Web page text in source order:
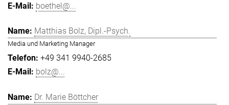
boethel@...
Matthias Bolz, Dipl.-Psych.
Media und Marketing Manager
+49 341 9940-2685
bolz@...
Dr. Marie Böttcher